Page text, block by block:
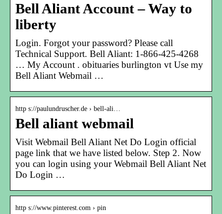
Bell Aliant Account – Way to
liberty
Login. Forgot your password? Please call
Technical Support. Bell Aliant: 1-866-425-4268
… My Account . obituaries burlington vt Use my
Bell Aliant Webmail …
http s://paulundruscher.de › bell-ali…
Bell aliant webmail
Visit Webmail Bell Aliant Net Do Login official
page link that we have listed below. Step 2. Now
you can login using your Webmail Bell Aliant Net
Do Login …
http s://www.pinterest.com › pin